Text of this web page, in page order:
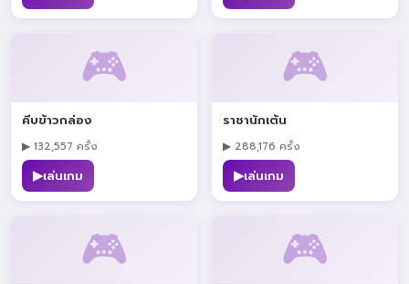
🎮
คีบข้าวกล่อง
▶ 132,557 ครั้ง
▶เล่นเกม
🎮
ราชานักเต้น
▶ 288,176 ครั้ง
▶เล่นเกม
🎮 🎮